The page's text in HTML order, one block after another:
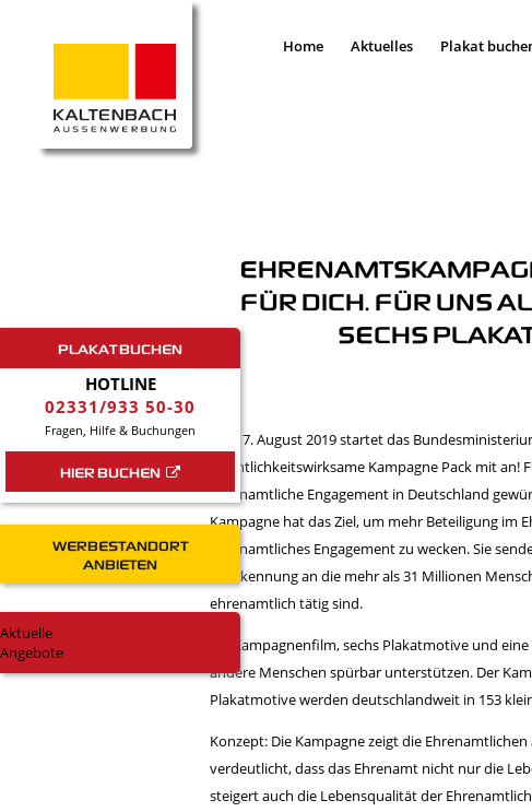
Home Aktuelles Plakat
FÜR DICH. FÜR UNS
SECHS
Am 17. August 2019 startet das
öffentlichkeitswirksame Kampagne Pack mit an!
ehrenamtliche Engagement in Deutschland
Kampagne hat das Ziel, um mehr Beteiligung im
ehrenamtliches Engagement zu wecken. Sie
Anerkennung an die mehr als 31 Millionen
ehrenamtlich tätig sind.
Ein Kampagnenfilm, sechs Plakatmotive und
andere Menschen spürbar unterstützen. Der
Plakatmotive werden deutschlandweit in 153
Konzept: Die Kampagne zeigt die
verdeutlicht, dass das Ehrenamt nicht nur die
steigert auch die Lebensqualität der
PLAKAT BUCHEN
HOTLINE
02331/933 50-30
Fragen, Hilfe & Buchungen
HIER BUCHEN
WERBESTANDORT
ANBIETEN
Aktuelle
Angebote